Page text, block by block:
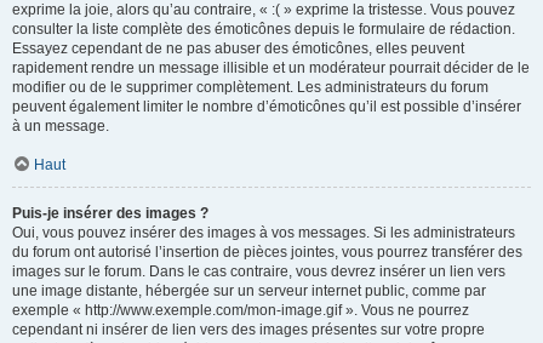
exprime la joie, alors qu’au contraire, « :( » exprime la tristesse. Vous pouvez
consulter la liste complète des émoticônes depuis le formulaire de rédaction.
Essayez cependant de ne pas abuser des émoticônes, elles peuvent
rapidement rendre un message illisible et un modérateur pourrait décider de le
modifier ou de le supprimer complètement. Les administrateurs du forum
peuvent également limiter le nombre d’émoticônes qu’il est possible d’insérer
à un message.
Haut
Puis-je insérer des images ?
Oui, vous pouvez insérer des images à vos messages. Si les administrateurs
du forum ont autorisé l’insertion de pièces jointes, vous pourrez transférer des
images sur le forum. Dans le cas contraire, vous devrez insérer un lien vers
une image distante, hébergée sur un serveur internet public, comme par
exemple « http://www.exemple.com/mon-image.gif ». Vous ne pourrez
cependant ni insérer de lien vers des images présentes sur votre propre